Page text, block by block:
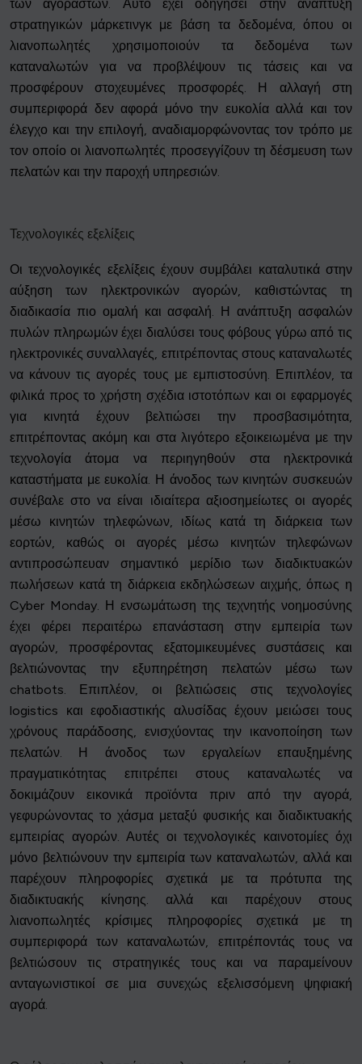
των αγοραστών. Αυτό έχει οδηγήσει στην ανάπτυξη
στρατηγικών μάρκετινγκ με βάση τα δεδομένα, όπου οι
λιανοπωλητές χρησιμοποιούν τα δεδομένα των
καταναλωτών για να προβλέψουν τις τάσεις και να
προσφέρουν στοχευμένες προσφορές. Η αλλαγή στη
συμπεριφορά δεν αφορά μόνο την ευκολία αλλά και τον
έλεγχο και την επιλογή, αναδιαμορφώνοντας τον τρόπο με
τον οποίο οι λιανοπωλητές προσεγγίζουν τη δέσμευση των
πελατών και την παροχή υπηρεσιών.
Τεχνολογικές εξελίξεις
Οι τεχνολογικές εξελίξεις έχουν συμβάλει καταλυτικά στην
αύξηση των ηλεκτρονικών αγορών, καθιστώντας τη
διαδικασία πιο ομαλή και ασφαλή. Η ανάπτυξη ασφαλών
πυλών πληρωμών έχει διαλύσει τους φόβους γύρω από τις
ηλεκτρονικές συναλλαγές, επιτρέποντας στους καταναλωτές
να κάνουν τις αγορές τους με εμπιστοσύνη. Επιπλέον, τα
φιλικά προς το χρήστη σχέδια ιστοτόπων και οι εφαρμογές
για κινητά έχουν βελτιώσει την προσβασιμότητα,
επιτρέποντας ακόμη και στα λιγότερο εξοικειωμένα με την
τεχνολογία άτομα να περιηγηθούν στα ηλεκτρονικά
καταστήματα με ευκολία. Η άνοδος των κινητών συσκευών
συνέβαλε στο να είναι ιδιαίτερα αξιοσημείωτες οι αγορές
μέσω κινητών τηλεφώνων, ιδίως κατά τη διάρκεια των
εορτών, καθώς οι αγορές μέσω κινητών τηλεφώνων
αντιπροσώπευαν σημαντικό μερίδιο των διαδικτυακών
πωλήσεων κατά τη διάρκεια εκδηλώσεων αιχμής, όπως η
Cyber Monday. Η ενσωμάτωση της τεχνητής νοημοσύνης
έχει φέρει περαιτέρω επανάσταση στην εμπειρία των
αγορών, προσφέροντας εξατομικευμένες συστάσεις και
βελτιώνοντας την εξυπηρέτηση πελατών μέσω των
chatbots. Επιπλέον, οι βελτιώσεις στις τεχνολογίες
logistics και εφοδιαστικής αλυσίδας έχουν μειώσει τους
χρόνους παράδοσης, ενισχύοντας την ικανοποίηση των
πελατών. Η άνοδος των εργαλείων επαυξημένης
πραγματικότητας επιτρέπει στους καταναλωτές να
δοκιμάζουν εικονικά προϊόντα πριν από την αγορά,
γεφυρώνοντας το χάσμα μεταξύ φυσικής και διαδικτυακής
εμπειρίας αγορών. Αυτές οι τεχνολογικές καινοτομίες όχι
μόνο βελτιώνουν την εμπειρία των καταναλωτών, αλλά και
παρέχουν πληροφορίες σχετικά με τα πρότυπα της
διαδικτυακής κίνησης. αλλά και παρέχουν στους
λιανοπωλητές κρίσιμες πληροφορίες σχετικά με τη
συμπεριφορά των καταναλωτών, επιτρέποντάς τους να
βελτιώσουν τις στρατηγικές τους και να παραμείνουν
ανταγωνιστικοί σε μια συνεχώς εξελισσόμενη ψηφιακή
αγορά.